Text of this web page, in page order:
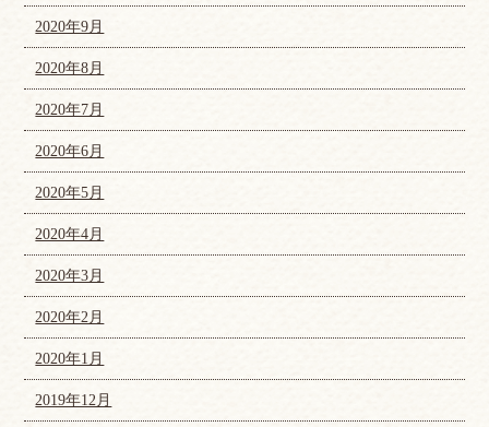
2020年9月
2020年8月
2020年7月
2020年6月
2020年5月
2020年4月
2020年3月
2020年2月
2020年1月
2019年12月